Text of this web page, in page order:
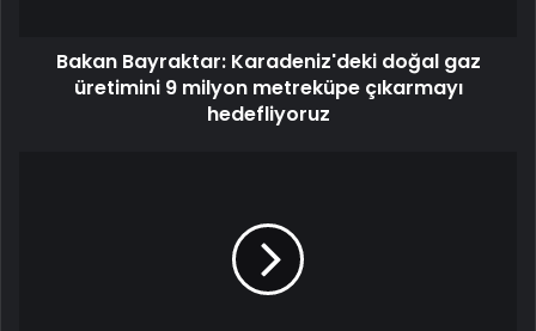
çıkarmayı
hedefliyoruz
Bakan Bayraktar: Karadeniz'deki doğal gaz
üretimini 9 milyon metreküpe çıkarmayı
hedefliyoruz